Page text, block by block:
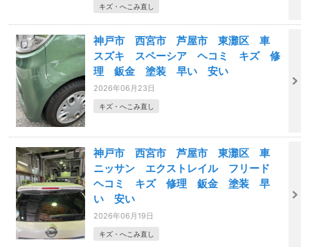
キズ・へこみ直し
神戸市 西宮市 芦屋市 東灘区 車
スズキ スペーシア ヘコミ キズ 修
理 鈑金 塗装 早い 安い
2026年06月23日
キズ・へこみ直し
神戸市 西宮市 芦屋市 東灘区 車
ニッサン エクストレイル フリード
ヘコミ キズ 修理 鈑金 塗装 早
い 安い
2026年06月19日
キズ・へこみ直し